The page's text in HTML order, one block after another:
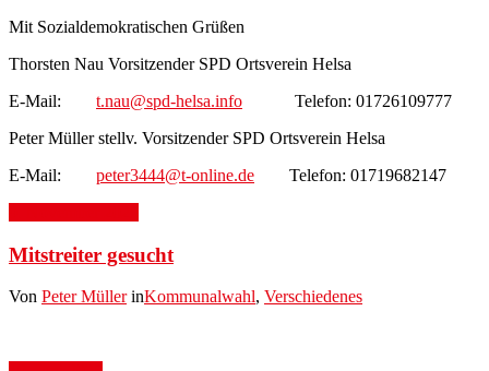
Mit Sozialdemokratischen Grüßen
Thorsten Nau Vorsitzender SPD Ortsverein Helsa
E-Mail: t.nau@spd-helsa.info Telefon: 01726109777
Peter Müller stellv. Vorsitzender SPD Ortsverein Helsa
E-Mail: peter3444@t-online.de Telefon: 01719682147
Mitstreiter gesucht
Von Peter Müller inKommunalwahl, Verschiedenes